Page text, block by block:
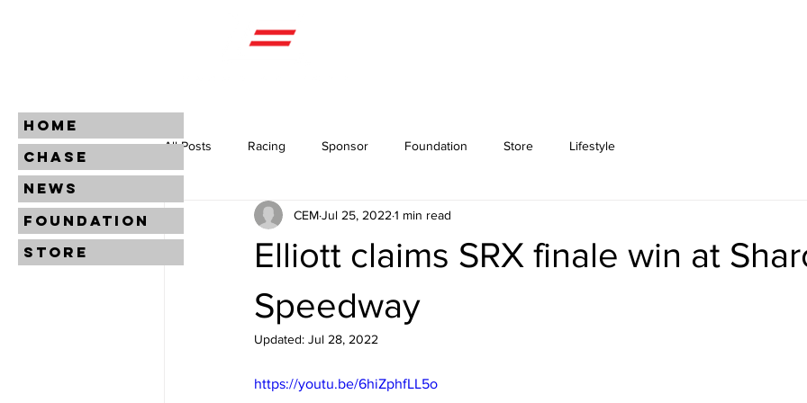
HOME
CHASE
NEWS
FOUNDATION
STORE
All Posts Racing Sponsor Foundation Store Lifestyle
Elliott claims SRX finale win at
Speedway
CEMJul 25, 2022 1 min read
Updated: Jul 28, 2022
https://youtu.be/6hiZphfLL5o